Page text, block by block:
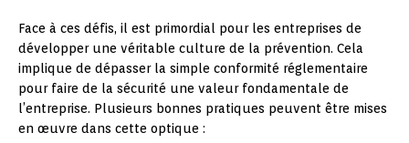
Face à ces défis, il est primordial pour les entreprises de
développer une véritable culture de la prévention. Cela
implique de dépasser la simple conformité réglementaire
pour faire de la sécurité une valeur fondamentale de
l’entreprise. Plusieurs bonnes pratiques peuvent être mises
en œuvre dans cette optique :